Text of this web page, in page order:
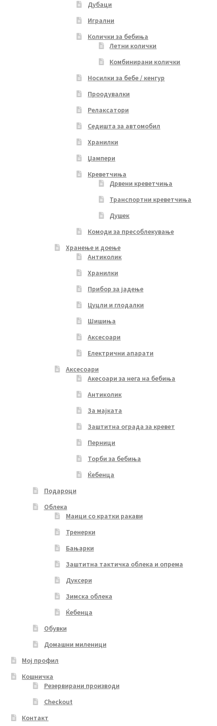
Дубаци
Игрални
Колички за бебиња
Летни колички
Комбинирани колички
Носилки за бебе / кенгур
Проодувалки
Релаксатори
Седишта за автомобил
Хранилки
Џампери
Креветчиња
Дрвени креветчиња
Транспортни креветчиња
Душек
Комоди за пресоблекување
Хранење и доење
Антиколик
Хранилки
Прибор за јадење
Цуцли и глодалки
Шишиња
Аксесоари
Електрични апарати
Аксесоари
Акесоари за нега на бебиња
Антиколик
За мајката
Заштитна ограда за кревет
Перници
Торби за бебиња
Ќебенца
Подароци
Облека
Маици со кратки ракави
Тренерки
Бањарки
Заштитна тактичка облека и опрема
Дуксери
Зимска облека
Ќебенца
Обувки
Домашни миленици
Мој профил
Кошничка
Резервирани производи
Checkout
Контакт